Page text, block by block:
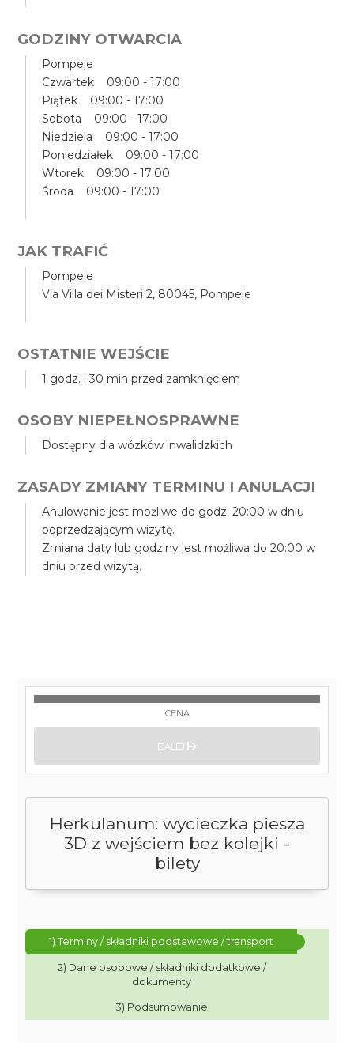
GODZINY OTWARCIA
Pompeje
Czwartek 09:00 - 17:00
Piątek 09:00 - 17:00
Sobota 09:00 - 17:00
Niedziela 09:00 - 17:00
Poniedziałek 09:00 - 17:00
Wtorek 09:00 - 17:00
Środa 09:00 - 17:00
JAK TRAFIĆ
Pompeje
Via Villa dei Misteri 2, 80045, Pompeje
OSTATNIE WEJŚCIE
1 godz. i 30 min przed zamknięciem
OSOBY NIEPEŁNOSPRAWNE
Dostępny dla wózków inwalidzkich
ZASADY ZMIANY TERMINU I ANULACJI
Anulowanie jest możliwe do godz. 20:00 w dniu
poprzedzającym wizytę.
Zmiana daty lub godziny jest możliwa do 20:00 w
dniu przed wizytą.
Herkulanum: wycieczka piesza
3D z wejściem bez kolejki -
bilety
1) Terminy / składniki podstawowe / transport
2) Dane osobowe / składniki dodatkowe /
dokumenty
3) Podsumowanie
CENA
DALEJ